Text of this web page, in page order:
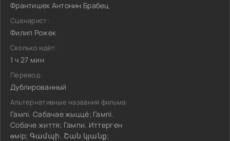
Франтишек Антонин Брабец
Сценарист:
Филип Рожек
Сколько идёт:
1 ч 27 мин
Перевод:
Дублированный
Альтернативные названия фильма:
Гампi. Сабачае жыццё; Гампi.
Собаче життя; Гампи. Иттерген
өмір; Գամպի. Շան կյանք;